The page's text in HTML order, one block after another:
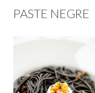
PASTE NEGRE